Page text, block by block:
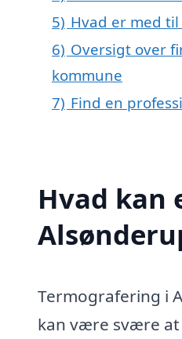
5) Hvad er med
6) Oversigt over
kommune
7) Find en
Hvad kan
Termografering i
kan være svære at